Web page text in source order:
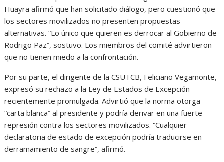
Huayra afirmó que han solicitado diálogo, pero cuestionó que
los sectores movilizados no presenten propuestas
alternativas. “Lo único que quieren es derrocar al Gobierno de
Rodrigo Paz”, sostuvo. Los miembros del comité advirtieron
que no tienen miedo a la confrontación.
Por su parte, el dirigente de la CSUTCB, Feliciano Vegamonte,
expresó su rechazo a la Ley de Estados de Excepción
recientemente promulgada. Advirtió que la norma otorga
“carta blanca” al presidente y podría derivar en una fuerte
represión contra los sectores movilizados. “Cualquier
declaratoria de estado de excepción podría traducirse en
derramamiento de sangre”, afirmó.